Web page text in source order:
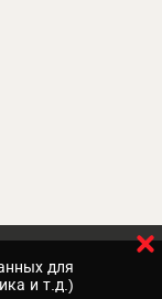
для
и т.д.)